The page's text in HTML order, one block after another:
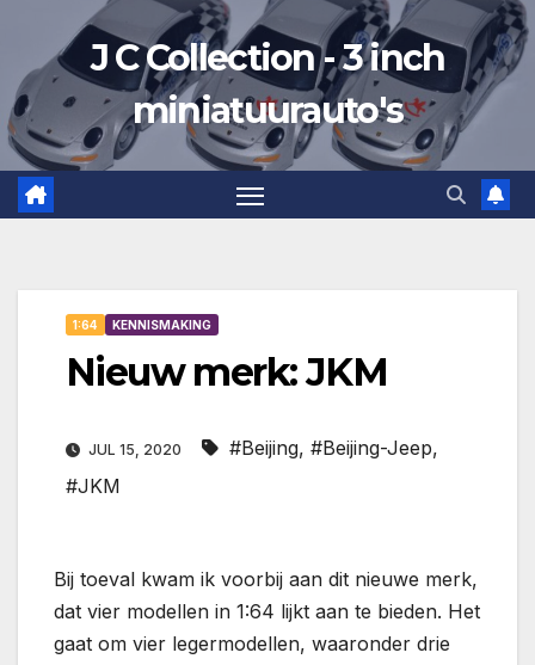
de
inhoud
J C Collection - 3 inch
miniatuurauto's
1:64 KENNISMAKING
Nieuw merk: JKM
JUL 15, 2020 #Beijing, #Beijing-Jeep,
#JKM
Bij toeval kwam ik voorbij aan dit nieuwe merk,
dat vier modellen in 1:64 lijkt aan te bieden. Het
gaat om vier legermodellen, waaronder drie